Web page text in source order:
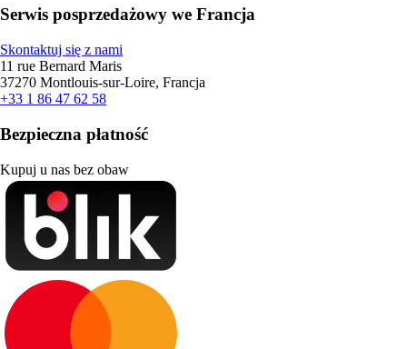
Serwis posprzedażowy we Francja
Skontaktuj się z nami
11 rue Bernard Maris
37270 Montlouis-sur-Loire, Francja
+33 1 86 47 62 58
Bezpieczna płatność
Kupuj u nas bez obaw